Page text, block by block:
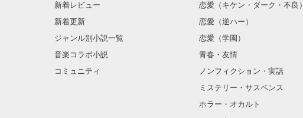
新着レビュー
新着更新
ジャンル別小説一覧
音楽コラボ小説
コミュニティ
恋愛（キケン・ダーク・不良）
恋愛（逆ハー）
恋愛（学園）
青春・友情
ノンフィクション・実話
ミステリー・サスペンス
ホラー・オカルト